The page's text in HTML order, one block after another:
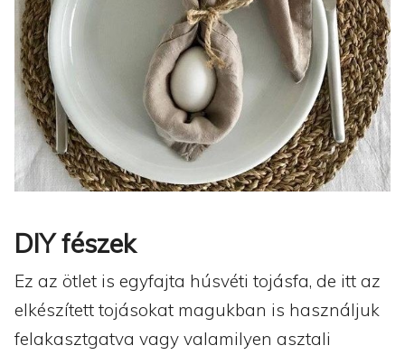
DIY fészek
Ez az ötlet is egyfajta húsvéti tojásfa, de itt az
elkészített tojásokat magukban is használjuk
felakasztgatva vagy valamilyen asztali